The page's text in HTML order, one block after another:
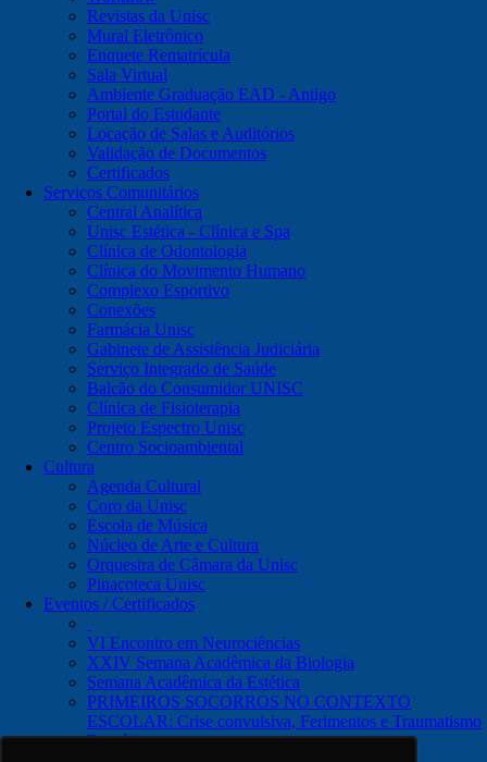
Revistas da Unisc
Mural Eletrônico
Enquete Rematrícula
Sala Virtual
Ambiente Graduação EAD - Antigo
Portal do Estudante
Locação de Salas e Auditórios
Validação de Documentos
Certificados
Serviços Comunitários
Central Analítica
Unisc Estética - Clínica e Spa
Clínica de Odontologia
Clínica do Movimento Humano
Complexo Esportivo
Conexões
Farmácia Unisc
Gabinete de Assistência Judiciária
Serviço Integrado de Saúde
Balcão do Consumidor UNISC
Clínica de Fisioterapia
Projeto Espectro Unisc
Centro Socioambiental
Cultura
Agenda Cultural
Coro da Unisc
Escola de Música
Núcleo de Arte e Cultura
Orquestra de Câmara da Unisc
Pinacoteca Unisc
Eventos / Certificados
VI Encontro em Neurociências
XXIV Semana Acadêmica da Biologia
Semana Acadêmica da Estética
PRIMEIROS SOCORROS NO CONTEXTO
ESCOLAR: Crise convulsiva, Ferimentos e Traumatismo
Dentário